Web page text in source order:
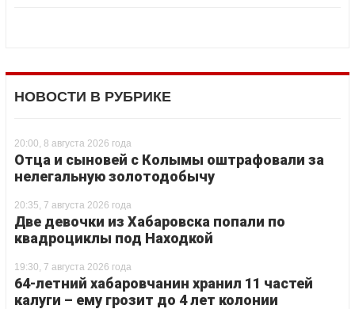
НОВОСТИ В РУБРИКЕ
20:00, 8 августа 2026 года
Отца и сыновей с Колымы оштрафовали за
нелегальную золотодобычу
20:35, 7 августа 2026 года
Две девочки из Хабаровска попали по
квадроциклы под Находкой
19:30, 7 августа 2026 года
64-летний хабаровчанин хранил 11 частей
калуги – ему грозит до 4 лет колонии